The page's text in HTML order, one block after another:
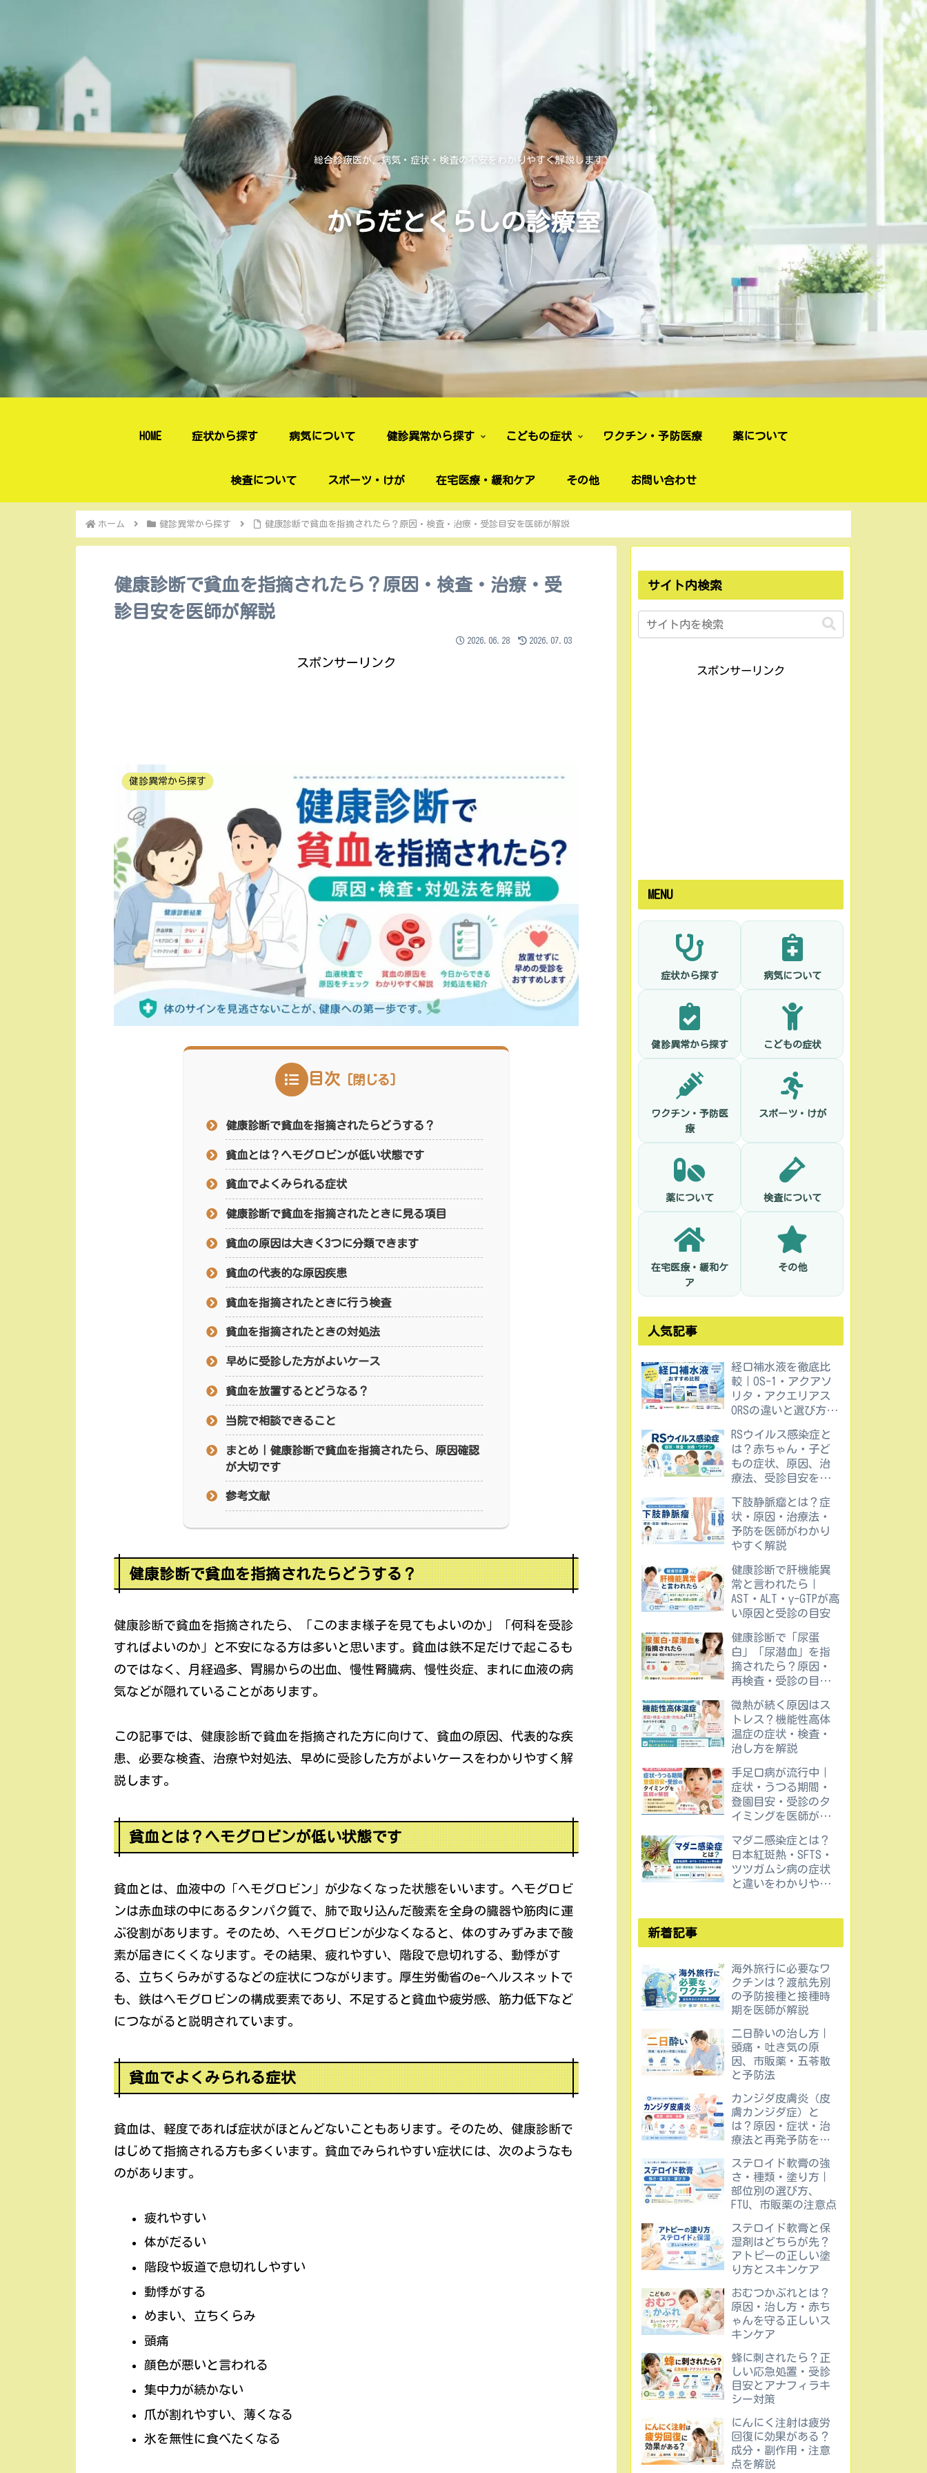
総合診療医が、病気・症状・検査の不安をわかりやすく解説します。
からだとくらしの診療室
HOME 症状から探す 病気について 健診異常から探す こどもの症状 ワクチン・予防医療 薬について
検査について スポーツ・けが 在宅医療・緩和ケア その他 お問い合わせ
ホーム 健診異常から探す 健康診断で貧血を指摘されたら？原因・検査・治療・受診目安を医師が解説
健康診断で貧血を指摘されたら？原因・検査・治療・受
診目安を医師が解説
2026.06.28 2026.07.03
スポンサーリンク
健診異常から探す
目次
健康診断で貧血を指摘されたらどうする？
貧血とは？ヘモグロビンが低い状態です
貧血でよくみられる症状
健康診断で貧血を指摘されたときに見る項目
貧血の原因は大きく3つに分類できます
貧血の代表的な原因疾患
貧血を指摘されたときに行う検査
貧血を指摘されたときの対処法
早めに受診した方がよいケース
貧血を放置するとどうなる？
当院で相談できること
まとめ｜健康診断で貧血を指摘されたら、原因確認
が大切です
参考文献
健康診断で貧血を指摘されたらどうする？
健康診断で貧血を指摘されたら、「このまま様子を見てもよいのか」「何科を受診
すればよいのか」と不安になる方は多いと思います。貧血は鉄不足だけで起こるも
のではなく、月経過多、胃腸からの出血、慢性腎臓病、慢性炎症、まれに血液の病
気などが隠れていることがあります。
この記事では、健康診断で貧血を指摘された方に向けて、貧血の原因、代表的な疾
患、必要な検査、治療や対処法、早めに受診した方がよいケースをわかりやすく解
説します。
貧血とは？ヘモグロビンが低い状態です
貧血とは、血液中の「ヘモグロビン」が少なくなった状態をいいます。ヘモグロビ
ンは赤血球の中にあるタンパク質で、肺で取り込んだ酸素を全身の臓器や筋肉に運
ぶ役割があります。そのため、ヘモグロビンが少なくなると、体のすみずみまで酸
素が届きにくくなります。その結果、疲れやすい、階段で息切れする、動悸がす
る、立ちくらみがするなどの症状につながります。厚生労働省のe-ヘルスネットで
も、鉄はヘモグロビンの構成要素であり、不足すると貧血や疲労感、筋力低下など
につながると説明されています。
貧血でよくみられる症状
貧血は、軽度であれば症状がほとんどないこともあります。そのため、健康診断で
はじめて指摘される方も多くいます。貧血でみられやすい症状には、次のようなも
のがあります。
疲れやすい
体がだるい
階段や坂道で息切れしやすい
動悸がする
めまい、立ちくらみ
頭痛
顔色が悪いと言われる
集中力が続かない
爪が割れやすい、薄くなる
氷を無性に食べたくなる
サイト内検索
スポンサーリンク
MENU
症状から探す 病気について
健診異常から探す こどもの症状
ワクチン・予防医
療
スポーツ・けが
薬について 検査について
在宅医療・緩和ケ
ア
その他
人気記事
経口補水液を徹底比
較｜OS-1・アクアソ
リタ・アクエリアス
ORSの違いと選び方を
RSウイルス感染症と
は？赤ちゃん・子ど
もの症状、原因、治
療法、受診目安を医
下肢静脈瘤とは？症
状・原因・治療法・
予防を医師がわかり
やすく解説
健康診断で肝機能異
常と言われたら｜
AST・ALT・γ-GTPが高
い原因と受診の目安
健康診断で「尿蛋
白」「尿潜血」を指
摘されたら？原因・
再検査・受診の目安
微熱が続く原因はス
トレス？機能性高体
温症の症状・検査・
治し方を解説
手足口病が流行中｜
症状・うつる期間・
登園目安・受診のタ
イミングを医師が解
マダニ感染症とは？
日本紅斑熱・SFTS・
ツツガムシ病の症状
と違いをわかりやす
新着記事
海外旅行に必要なワ
クチンは？渡航先別
の予防接種と接種時
期を医師が解説
二日酔いの治し方｜
頭痛・吐き気の原
因、市販薬・五苓散
と予防法
カンジダ皮膚炎（皮
膚カンジダ症）と
は？原因・症状・治
療法と再発予防を医
ステロイド軟膏の強
さ・種類・塗り方｜
部位別の選び方、
FTU、市販薬の注意点
ステロイド軟膏と保
湿剤はどちらが先？
アトピーの正しい塗
り方とスキンケア
おむつかぶれとは？
原因・治し方・赤ち
ゃんを守る正しいス
キンケア
蜂に刺されたら？正
しい応急処置・受診
目安とアナフィラキ
シー対策
にんにく注射は疲労
回復に効果がある？
成分・副作用・注意
点を解説